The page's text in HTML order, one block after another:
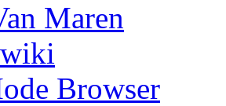
Maren
Browser